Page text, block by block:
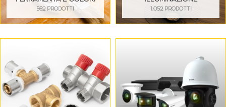
562 PRODOTTI 1.052 PRODOTTI